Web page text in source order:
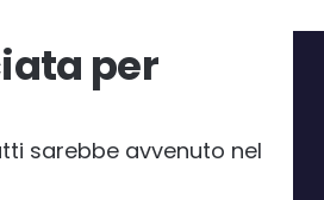
per
sarebbe avvenuto nel